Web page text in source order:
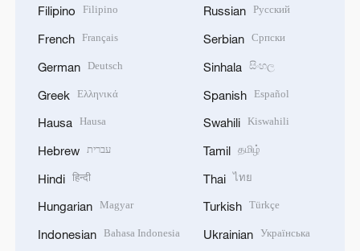
Filipino Filipino
French Français
German Deutsch
Greek Ελληνικά
Hausa Hausa
Hebrew עברית
Hindi हिन्दी
Hungarian Magyar
Indonesian Bahasa Indonesia
Russian Русский
Serbian Српски
Sinhala සිංහල
Spanish Español
Swahili Kiswahili
Tamil தமிழ்
Thai ไทย
Turkish Türkçe
Ukrainian Українська